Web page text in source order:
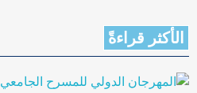
الأكثر قراءةً